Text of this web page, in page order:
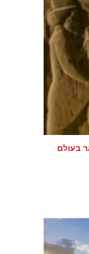
בעולם